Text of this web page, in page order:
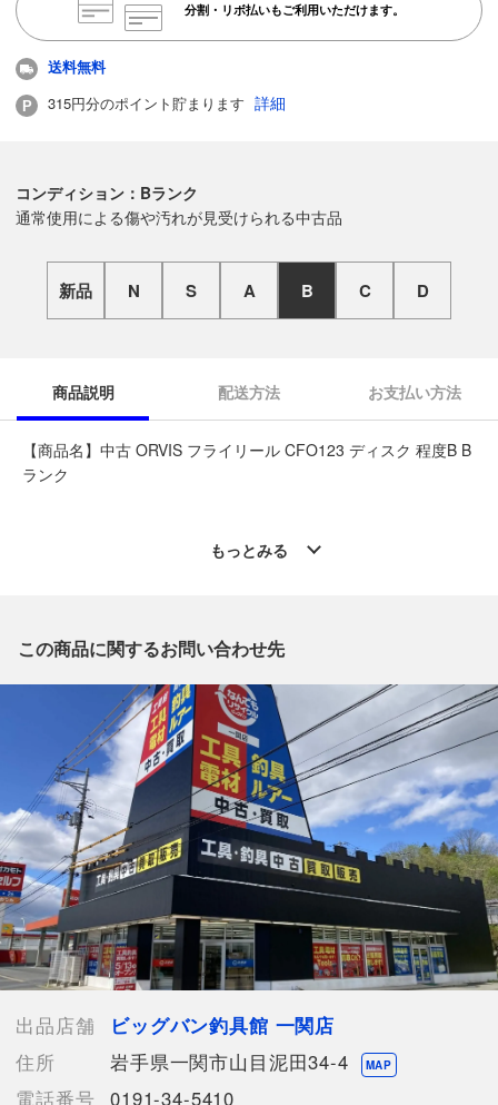
分割・リボ払いもご利用いただけます。
送料無料
315円分のポイント貯まります 詳細
コンディション：Bランク
通常使用による傷や汚れが見受けられる中古品
新品 N S A B C D
商品説明 配送方法 お支払い方法
【商品名】中古 ORVIS フライリール CFO123 ディスク 程度B B
ランク
※「なんでもリサイクルビッグバン 公式オンラインストアの出
電話番号：0191-34-5410
【店舗内商品コード】1035000034891
【メーカー】ORVIS
【付属品】なし
【ランク】Bランク
通常使用による傷や汚れが見受けられる中古品
【使用予定配送業者】佐川急便 飛脚宅配便60サイズ
【こちらの商品は在庫連動システムを導入し、店頭や他ネットシ
ョップと併売を行なっておりますが、
タイミングによりシステムの反映が間に合わず欠品となってしま
う場合がございます。
売切れの場合は、ご購入をキャンセルさせていただく場合がござ
います。】
もっとみる
この商品に関するお問い合わせ先
出品店舗
ビッグバン釣具館 一関店
住所
岩手県一関市山目泥田34-4 MAP
電話番号 0191-34-5410